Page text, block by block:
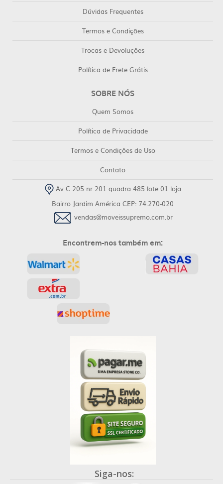
Dúvidas Frequentes
Termos e Condições
Trocas e Devoluções
Política de Frete Grátis
SOBRE NÓS
Quem Somos
Política de Privacidade
Termos e Condições de Uso
Contato
Av C 205 nr 201 quadra 485 lote 01 loja
Bairro Jardim América CEP: 74.270-020
vendas@moveissupremo.com.br
Encontrem-nos também em:
Siga-nos: